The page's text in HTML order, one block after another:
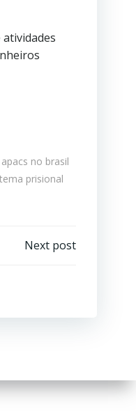
apacs no brasil
prisional
Next post